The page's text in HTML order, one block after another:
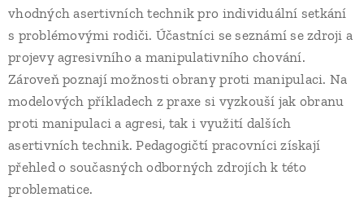
vhodných asertivních technik pro individuální setkání
s problémovými rodiči. Účastníci se seznámí se zdroji a
projevy agresivního a manipulativního chování.
Zároveň poznají možnosti obrany proti manipulaci. Na
modelových příkladech z praxe si vyzkouší jak obranu
proti manipulaci a agresi, tak i využití dalších
asertivních technik. Pedagogičtí pracovníci získají
přehled o současných odborných zdrojích k této
problematice.